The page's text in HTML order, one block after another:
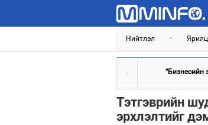
Нийтлэл •
“Бизнесийн
Тэтгэврийн
эрхлэлтийг